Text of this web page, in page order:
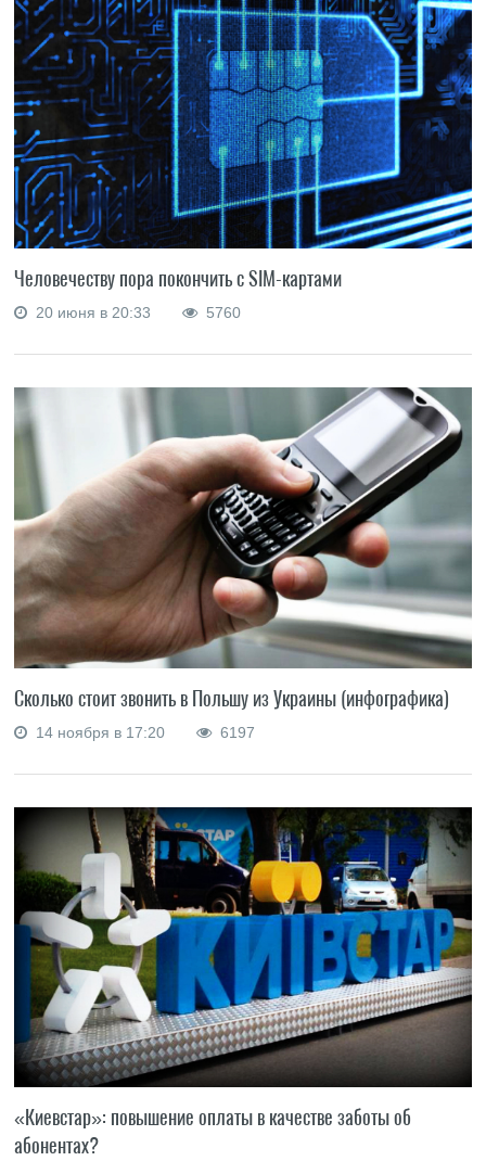
Человечеству пора покончить с SIM-картами
20 июня в 20:33 5760
Сколько стоит звонить в Польшу из Украины (инфографика)
14 ноября в 17:20 6197
«Киевстар»: повышение оплаты в качестве заботы об
абонентах?